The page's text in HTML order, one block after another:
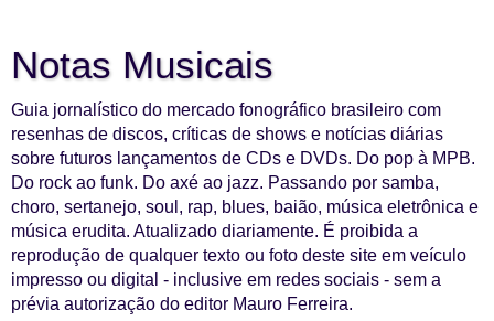
Notas Musicais
Guia jornalístico do mercado fonográfico brasileiro com
resenhas de discos, críticas de shows e notícias diárias
sobre futuros lançamentos de CDs e DVDs. Do pop à MPB.
Do rock ao funk. Do axé ao jazz. Passando por samba,
choro, sertanejo, soul, rap, blues, baião, música eletrônica e
música erudita. Atualizado diariamente. É proibida a
reprodução de qualquer texto ou foto deste site em veículo
impresso ou digital - inclusive em redes sociais - sem a
prévia autorização do editor Mauro Ferreira.